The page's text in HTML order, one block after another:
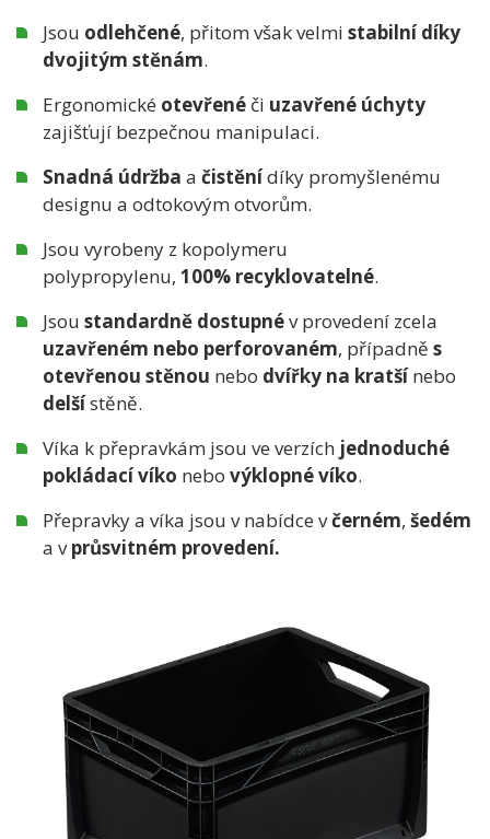
Jsou odlehčené, přitom však velmi stabilní díky
dvojitým stěnám.
Ergonomické otevřené či uzavřené úchyty
zajišťují bezpečnou manipulaci.
Snadná údržba a čistěnídíky promyšlenému
designu a odtokovým otvorům.
Jsou vyrobeny z kopolymeru
polypropylenu, 100% recyklovatelné.
Jsou standardně dostupnév provedení zcela
uzavřeném nebo perforovaném, případně s
otevřenou stěnou nebo dvířky na kratšínebo
delšístěně.
Víka k přepravkám jsou ve verzích jednoduché
pokládací víko nebo výklopné víko.
Přepravky a víka jsou v nabídce včerném, šedém
a vprůsvitném provedení.